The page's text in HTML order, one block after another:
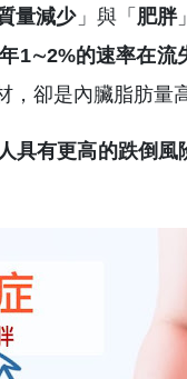
量減少」與「 肥胖
1∼2%的速率在流
卻是內臟脂肪量
具有更高的跌倒